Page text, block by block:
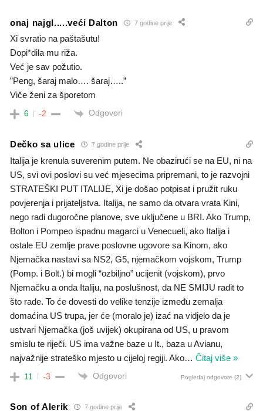
onaj najgl.....veći Dalton 7 godine prije
Xi svratio na paštašutu!
Dopi*dila mu riža.
Već je sav požutio.
”Peng, šaraj malo…. šaraj…..”
Viče ženi za šporetom
6 -2 Odgovori
Dečko sa ulice 7 godine prije
Italija je krenula suverenim putem. Ne obazirući se na EU, ni na
US, svi ovi poslovi su već mjesecima pripremani, to je razvojni
STRATEŠKI PUT ITALIJE, Xi je došao potpisat i pružit ruku
povjerenja i prijateljstva. Italija, ne samo da otvara vrata Kini,
nego radi dugoročne planove, sve uključene u BRI. Ako Trump,
Bolton i Pompeo ispadnu magarci u Venecueli, ako Italija i
ostale EU zemlje prave poslovne ugovore sa Kinom, ako
Njemačka nastavi sa NS2, G5, njemačkom vojskom, Trump
(Pomp. i Bolt.) bi mogli “ozbiljno” ucijenit (vojskom), prvo
Njemačku a onda Italiju, na poslušnost, da NE SMIJU radit to
što rade. To će dovesti do velike tenzije između zemalja
domaćina US trupa, jer će (moralo je) izać na vidjelo da je
ustvari Njemačka (još uvijek) okupirana od US, u pravom
smislu te riječi. US ima važne baze u It., baza u Avianu,
najvažnije strateško mjesto u cijeloj regiji. Ako… Čitaj više »
11 -3 Odgovori Pogledaj odgovore (2)
Son of Alerik 7 godine prije